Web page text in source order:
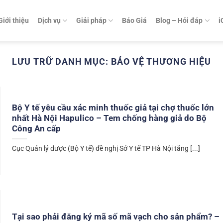
thiệu Dịch vụ Giải pháp Báo Giá Blog – Hỏi đáp
LƯU TRỮ DANH MỤC: BẢO VỆ THƯƠNG HIỆU
Bộ Y tế yêu cầu xác minh thuốc giả tại chợ thuốc lớn
nhất Hà Nội Hapulico – Tem chống hàng giả do Bộ
Công An cấp
Cục Quản lý dược (Bộ Y tế) đề nghị Sở Y tế TP Hà Nội tăng [...]
Tại sao phải đăng ký mã số mã vạch cho sản phẩm? –